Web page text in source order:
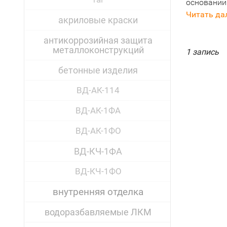
акриловые краски
антикоррозийная защита
металлоконструкций
бетонные изделия
ВД-АК-114
ВД-АК-1ФА
ВД-АК-1ФО
ВД-КЧ-1ФА
ВД-КЧ-1ФО
внутренняя отделка
водоразбавляемые ЛКМ
Читать
1 запись